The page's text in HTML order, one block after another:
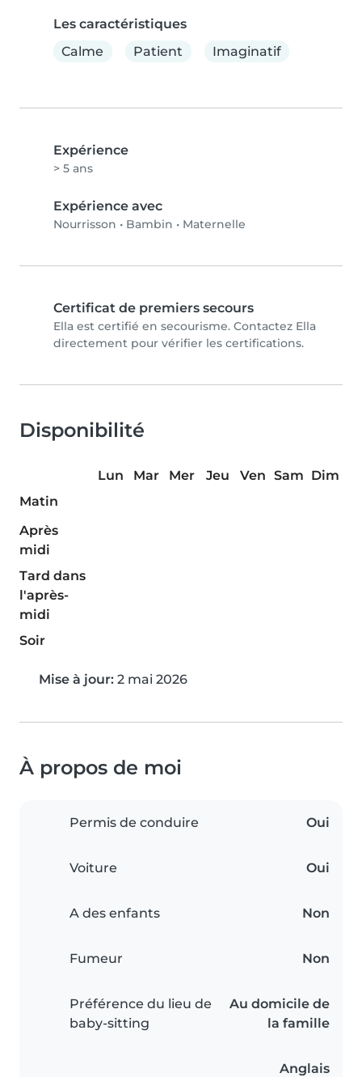
Les caractéristiques
Calme
Patient Imaginatif
Expérience
> 5 ans
Expérience avec
Nourrisson • Bambin • Maternelle
Certificat de premiers secours
Ella est certifié en secourisme. Contactez Ella
directement pour vérifier les certifications.
Disponibilité
Lun Mar Mer Jeu Ven Sam Dim
Matin
Après
midi
Tard dans
l'après-
midi
Soir
Mise à jour: 2 mai 2026
À propos de moi
Permis de conduire Oui
Voiture Oui
A des enfants Non
Fumeur Non
Préférence du lieu de
baby-sitting
Au domicile de
la famille
Anglais